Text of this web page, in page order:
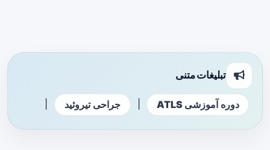
تبلیغات متنی
دوره آموزشی ATLS جراحی تیروئید